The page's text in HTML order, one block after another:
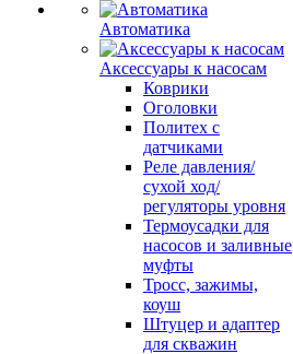
Автоматика
Аксессуары к насосам
Коврики
Оголовки
Политех с
датчиками
Реле давления/
сухой ход/
регуляторы уровня
Термоусадки для
насосов и заливные
муфты
Тросс, зажимы,
коуш
Штуцер и адаптер
для скважин